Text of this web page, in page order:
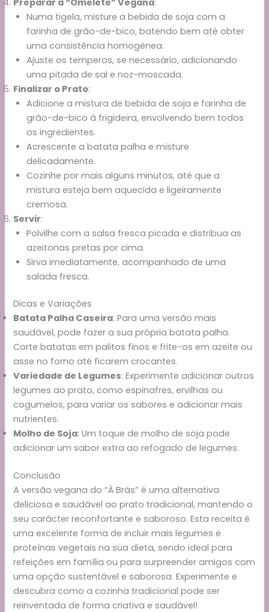
Numa tigela, misture a bebida de soja com a
farinha de grão-de-bico, batendo bem até obter
uma consistência homogénea.
Ajuste os temperos, se necessário, adicionando
uma pitada de sal e noz-moscada.
Finalizar o Prato:
Adicione a mistura de bebida de soja e farinha de
grão-de-bico à frigideira, envolvendo bem todos
os ingredientes.
Acrescente a batata palha e misture
delicadamente.
Cozinhe por mais alguns minutos, até que a
mistura esteja bem aquecida e ligeiramente
cremosa.
Servir:
Polvilhe com a salsa fresca picada e distribua as
azeitonas pretas por cima.
Sirva imediatamente, acompanhado de uma
salada fresca.
Dicas e Variações
Batata Palha Caseira: Para uma versão mais
saudável, pode fazer a sua própria batata palha.
Corte batatas em palitos finos e frite-os em azeite ou
asse no forno até ficarem crocantes.
Variedade de Legumes: Experimente adicionar outros
legumes ao prato, como espinafres, ervilhas ou
cogumelos, para variar os sabores e adicionar mais
nutrientes.
Molho de Soja: Um toque de molho de soja pode
adicionar um sabor extra ao refogado de legumes.
Conclusão
A versão vegana do “À Brás” é uma alternativa
deliciosa e saudável ao prato tradicional, mantendo o
seu carácter reconfortante e saboroso. Esta receita é
uma excelente forma de incluir mais legumes e
proteínas vegetais na sua dieta, sendo ideal para
refeições em família ou para surpreender amigos com
uma opção sustentável e saborosa. Experimente e
descubra como a cozinha tradicional pode ser
reinventada de forma criativa e saudável!